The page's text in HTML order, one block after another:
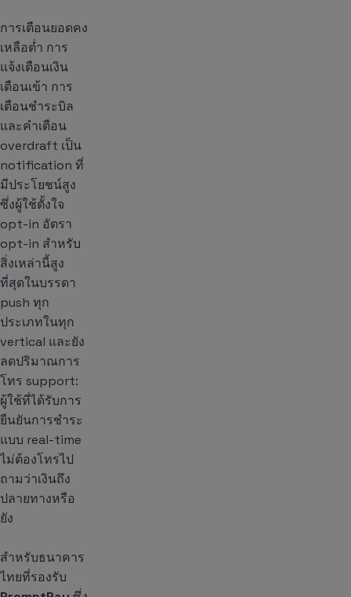
การเตือนยอดคง
เหลือต่ำ การ
แจ้งเตือนเงิน
เดือนเข้า การ
เตือนชำระบิล
และคำเตือน
overdraft เป็น
notification ที่
มีประโยชน์สูง
ซึ่งผู้ใช้ตั้งใจ
opt-in อัตรา
opt-in สำหรับ
สิ่งเหล่านี้สูง
ที่สุดในบรรดา
push ทุก
ประเภทในทุก
vertical และยัง
ลดปริมาณการ
โทร support:
ผู้ใช้ที่ได้รับการ
ยืนยันการชำระ
แบบ real-time
ไม่ต้องโทรไป
ถามว่าเงินถึง
ปลายทางหรือ
ยัง
สำหรับธนาคาร
ไทยที่รองรับ